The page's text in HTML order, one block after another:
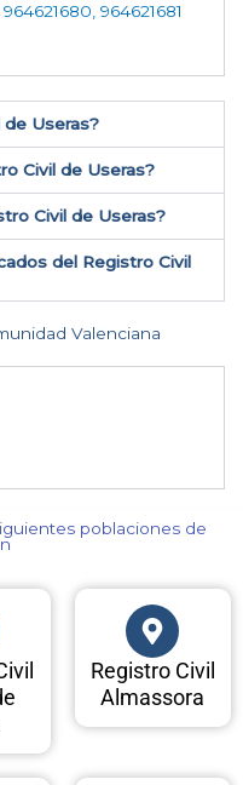
964621681
Useras​?
Civil de Useras?
Civil de Useras​?
del Registro Civil
Valenciana
poblaciones de
Registro Civil
Almassora